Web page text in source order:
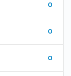
0
0
0